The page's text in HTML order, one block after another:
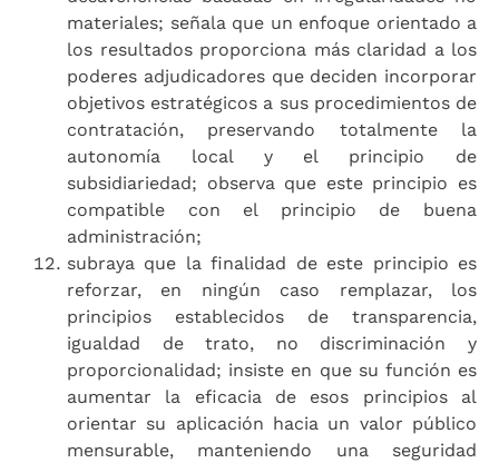
materiales; señala que un enfoque orientado a
los resultados proporciona más claridad a los
poderes adjudicadores que deciden incorporar
objetivos estratégicos a sus procedimientos de
contratación, preservando totalmente la
autonomía local y el principio de
subsidiariedad; observa que este principio es
compatible con el principio de buena
administración;
subraya que la finalidad de este principio es
reforzar, en ningún caso remplazar, los
principios establecidos de transparencia,
igualdad de trato, no discriminación y
proporcionalidad; insiste en que su función es
aumentar la eficacia de esos principios al
orientar su aplicación hacia un valor público
mensurable, manteniendo una seguridad